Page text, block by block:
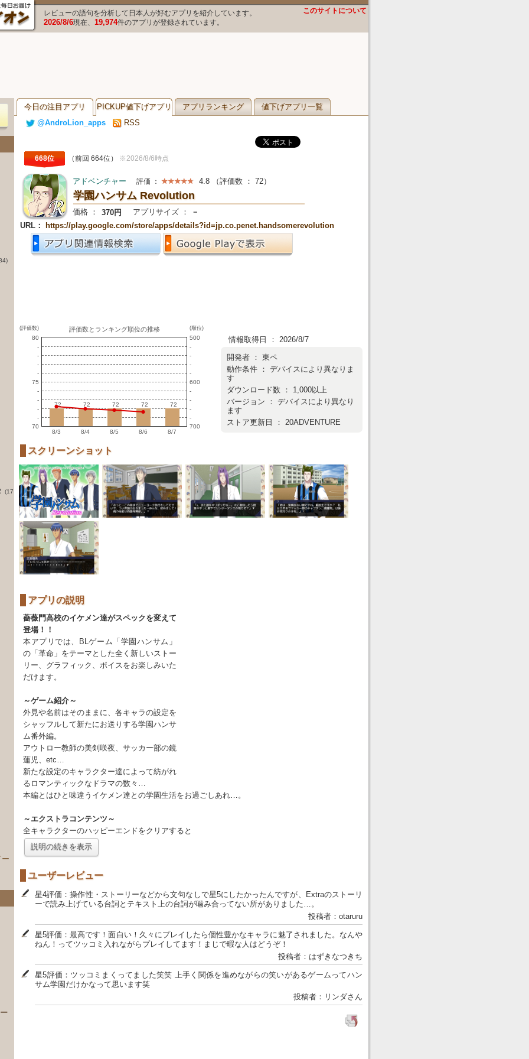
レビューの語句を分析して日本人が好むアプリを紹介しています。
2026/8/6現在、 19,974件のアプリが登録されています。
このサイトについて
今日の注目アプリ PICKUP値下げアプリ アプリランキング
値下げアプリ一覧
@AndroLion_apps
RSS
(17
668位 （前回 664位） ※2026/8/6時点
アドベンチャー 評価 ： 4.8 （評価数 ： 72）
学園ハンサム Revolution
価格 ： 370円 アプリサイズ ：
－
URL：
https://play.google.com/store/apps/details?id=jp.co.penet.handsomerevolution
(評価数)
80
-
-
-
-
75
-
-
-
-
70
評価数とランキング順位の推移
72
72 72
72 72
72 72
72 72
72
8/3 8/4 8/5 8/6 8/7
(順位)
500
-
-
-
-
600
-
-
-
-
700
情報取得日 ： 2026/8/7
開発者 ： 東ペ
動作条件 ： デバイスにより異なりま
す
ダウンロード数 ： 1,000以上
バージョン ： デバイスにより異なり
ます
ストア更新日 ： 20ADVENTURE
スクリーンショット
アプリの説明
薔薇門高校のイケメン達がスペックを変えて
登場！！
本アプリでは、BLゲーム「学園ハンサム」
の「革命」をテーマとした全く新しいストー
リー、グラフィック、ボイスをお楽しみいた
だけます。
～ゲーム紹介～
外見や名前はそのままに、各キャラの設定を
シャッフルして新たにお送りする学園ハンサ
ム番外編。
アウトロー教師の美剣咲夜、サッカー部の鏡
蓮児、etc…
新たな設定のキャラクター達によって紡がれ
るロマンティックなドラマの数々…
本編とはひと味違うイケメン達との学園生活をお過ごしあれ…。
～エクストラコンテンツ～
全キャラクターのハッピーエンドをクリアすると
説明の続きを表示
ユーザーレビュー
星4評価：操作性・ストーリーなどから文句なしで星5にしたかったんですが、Extraのストーリ
ーで読み上げている台詞とテキスト上の台詞が噛み合ってない所がありました…。
投稿者：otaruru
星5評価：最高です！面白い！久々にプレイしたら個性豊かなキャラに魅了されました。なんや
ねん！ってツッコミ入れながらプレイしてます！まじで暇な人はどうぞ！
投稿者：はずきなつきち
星5評価：ツッコミまくってました笑笑 上手く関係を進めながらの笑いがあるゲームってハン
サム学園だけかなって思います笑
投稿者：リンダさん